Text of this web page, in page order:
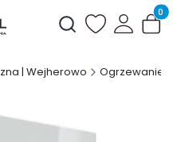
Otwórz
| Wejherowo Ogrzewanie